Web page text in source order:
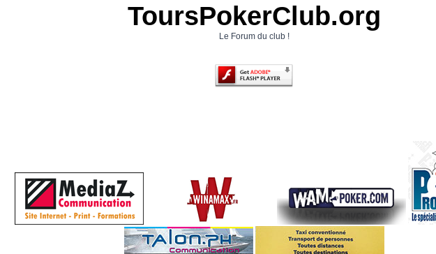
ToursPokerClub.org
Le Forum du club !